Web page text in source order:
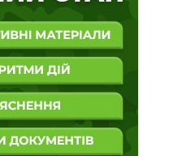
вважати цілком
достовірною й статистику
держави, але для
в галузі вони цілком
рівень вивозу даної
і валютної виручки
для останніх десяти
і підйомів світової